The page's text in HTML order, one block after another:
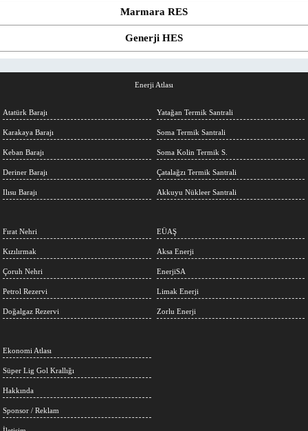
Marmara RES
Generji HES
Enerji Atlası
Atatürk Barajı
Karakaya Barajı
Keban Barajı
Deriner Barajı
Ilısu Barajı
Yatağan Termik Santrali
Soma Termik Santrali
Soma Kolin Termik S.
Çatalağzı Termik Santrali
Akkuyu Nükleer Santrali
Fırat Nehri
Kızılırmak
Çoruh Nehri
Petrol Rezervi
Doğalgaz Rezervi
EÜAŞ
Aksa Enerji
EnerjiSA
Limak Enerji
Zorlu Enerji
Ekonomi Atlası
Süper Lig Gol Krallığı
Hakkında
Sponsor / Reklam